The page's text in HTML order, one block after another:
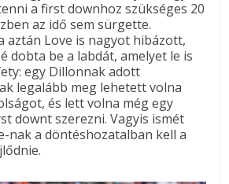
a first downhoz szükséges 20
az idő sem sürgette.
aztán Love is nagyot hibázott,
dobta be a labdát, amelyet le is
egy Dillonnak adott
legalább meg lehetett volna
és lett volna még egy
downt szerezni. Vagyis ismét
nak a döntéshozatalban kell a